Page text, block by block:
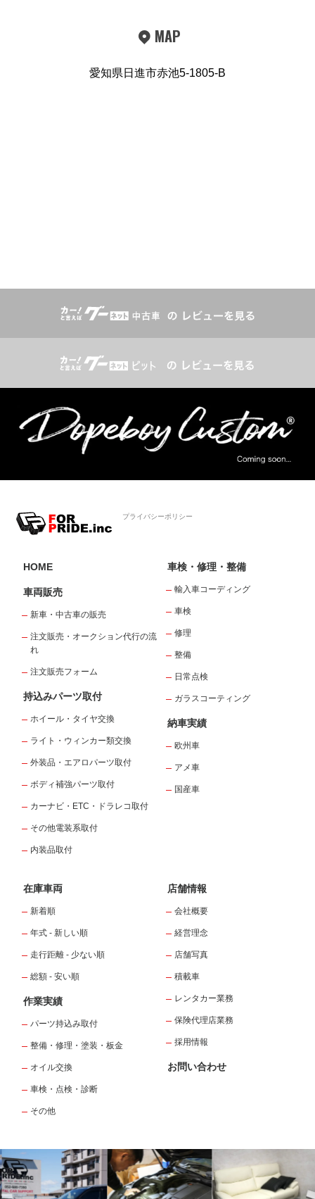
MAP
愛知県日進市赤池5-1805-B
プライバシーポリシー
HOME
車両販売
新車・中古車の販売
注文販売・オークション代行の流
れ
注文販売フォーム
持込みパーツ取付
ホイール・タイヤ交換
ライト・ウィンカー類交換
外装品・エアロパーツ取付
ボディ補強パーツ取付
カーナビ・ETC・ドラレコ取付
その他電装系取付
内装品取付
車検・修理・整備
輸入車コーディング
車検
修理
整備
日常点検
ガラスコーティング
納車実績
欧州車
アメ車
国産車
在庫車両
新着順
年式 - 新しい順
走行距離 - 少ない順
総額 - 安い順
作業実績
パーツ持込み取付
整備・修理・塗装・板金
オイル交換
車検・点検・診断
その他
店舗情報
会社概要
経営理念
店舗写真
積載車
レンタカー業務
保険代理店業務
採用情報
お問い合わせ